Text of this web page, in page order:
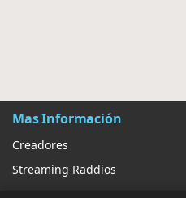
Mas Información
Creadores
Streaming Raddios